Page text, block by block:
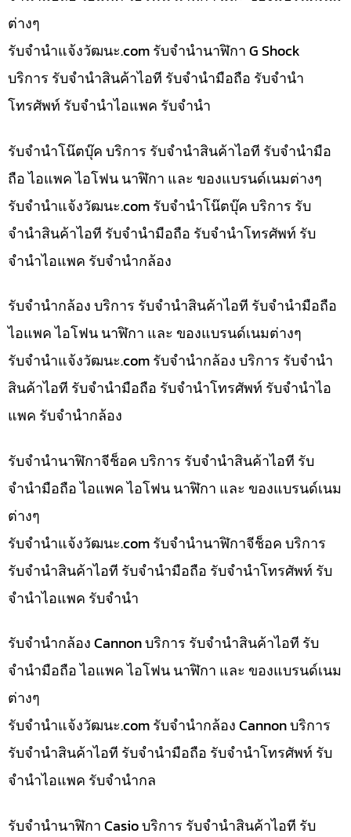
ต่างๆ
รับจํานําแจ้งวัฒนะ.com รับจำนำนาฬิกา G Shock
บริการ รับจำนำสินค้าไอที รับจำนำมือถือ รับจำนำ
โทรศัพท์ รับจำนำไอแพค รับจำนำ
รับจำนำโน๊ตบุ๊ค บริการ รับจำนำสินค้าไอที รับจำนำมือ
ถือ ไอแพค ไอโฟน นาฬิกา และ ของแบรนด์เนมต่างๆ
รับจํานําแจ้งวัฒนะ.com รับจำนำโน๊ตบุ๊ค บริการ รับ
จำนำสินค้าไอที รับจำนำมือถือ รับจำนำโทรศัพท์ รับ
จำนำไอแพค รับจำนำกล้อง
รับจำนำกล้อง บริการ รับจำนำสินค้าไอที รับจำนำมือถือ
ไอแพค ไอโฟน นาฬิกา และ ของแบรนด์เนมต่างๆ
รับจํานําแจ้งวัฒนะ.com รับจำนำกล้อง บริการ รับจำนำ
สินค้าไอที รับจำนำมือถือ รับจำนำโทรศัพท์ รับจำนำไอ
แพค รับจำนำกล้อง
รับจำนำนาฬิกาจีช็อค บริการ รับจำนำสินค้าไอที รับ
จำนำมือถือ ไอแพค ไอโฟน นาฬิกา และ ของแบรนด์เนม
ต่างๆ
รับจํานําแจ้งวัฒนะ.com รับจำนำนาฬิกาจีช็อค บริการ
รับจำนำสินค้าไอที รับจำนำมือถือ รับจำนำโทรศัพท์ รับ
จำนำไอแพค รับจำนำ
รับจำนำกล้อง Cannon บริการ รับจำนำสินค้าไอที รับ
จำนำมือถือ ไอแพค ไอโฟน นาฬิกา และ ของแบรนด์เนม
ต่างๆ
รับจํานําแจ้งวัฒนะ.com รับจำนำกล้อง Cannon บริการ
รับจำนำสินค้าไอที รับจำนำมือถือ รับจำนำโทรศัพท์ รับ
จำนำไอแพค รับจำนำกล
รับจำนำนาฬิกา Casio บริการ รับจำนำสินค้าไอที รับ